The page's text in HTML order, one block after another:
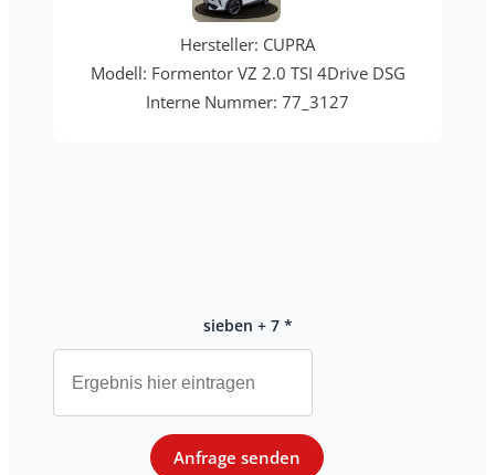
Hersteller: CUPRA
Modell: Formentor VZ 2.0 TSI 4Drive DSG
Interne Nummer: 77_3127
sieben + 7 *
Anfrage senden